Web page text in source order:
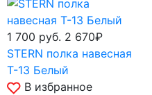
1 700 руб. 2 670₽
STERN полка навесная
Т-13 Белый
В избранное